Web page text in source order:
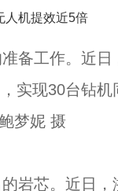
工作。近日
实现30台钻机
梦妮 摄
芯。近日，